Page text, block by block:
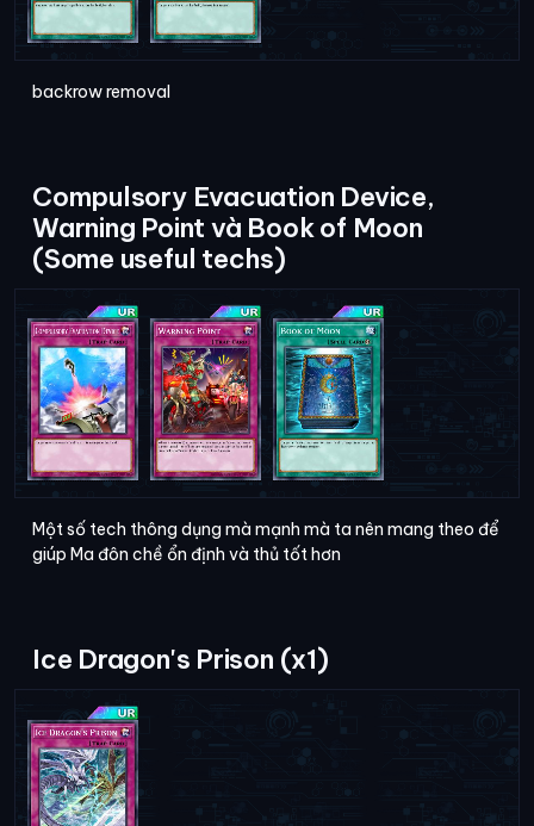
backrow removal
Compulsory Evacuation Device,
Warning Point và Book of Moon
(Some useful techs)
Một số tech thông dụng mà mạnh mà ta nên mang theo để
giúp Ma đôn chề ổn định và thủ tốt hơn
Ice Dragon's Prison (x1)